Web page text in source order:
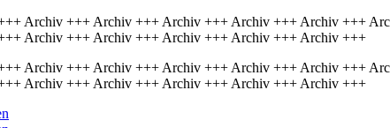
Archiv +++ Archiv +++ Archiv +++ Archiv +++ Archiv +++
Archiv +++ Archiv +++ Archiv +++ Archiv +++ Archiv +++
Archiv +++ Archiv +++ Archiv +++ Archiv +++ Archiv +++
Archiv +++ Archiv +++ Archiv +++ Archiv +++ Archiv +++